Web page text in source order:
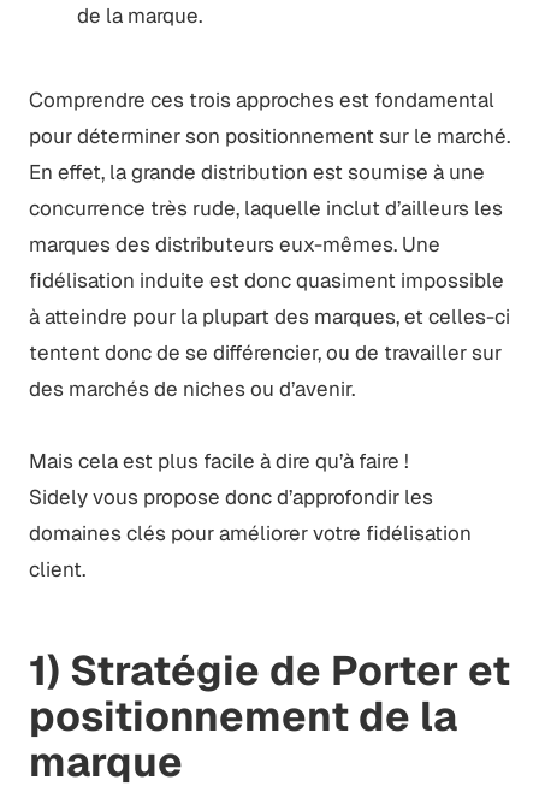
de la marque.
Comprendre ces trois approches est fondamental
pour déterminer son positionnement sur le marché.
En effet, la grande distribution est soumise à une
concurrence très rude, laquelle inclut d’ailleurs les
marques des distributeurs eux-mêmes. Une
fidélisation induite est donc quasiment impossible
à atteindre pour la plupart des marques, et celles-ci
tentent donc de se différencier, ou de travailler sur
des marchés de niches ou d’avenir.
Mais cela est plus facile à dire qu’à faire !
Sidely vous propose donc d’approfondir les
domaines clés pour améliorer votre fidélisation
client.
1) Stratégie de Porter et
positionnement de la
marque